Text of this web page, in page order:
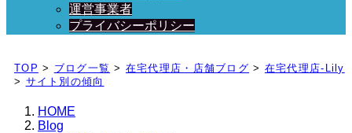
運営事業者
プライバシーポリシー
日々、ブログを更新中！
TOP > ブログ一覧 > 在宅代理店・店舗ブログ > 在宅代理店-Lily
> サイト別の傾向
HOME
Blog